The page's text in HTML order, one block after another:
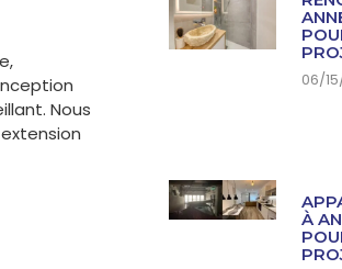
Nous
06/
À